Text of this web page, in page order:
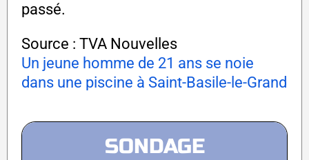
passé.
Source : TVA Nouvelles
Un jeune homme de 21 ans se noie
dans une piscine à Saint-Basile-le-Grand
SONDAGE